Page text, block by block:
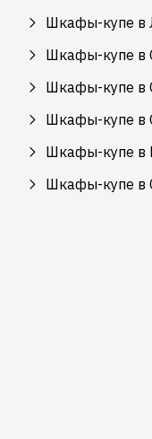
Шкафы-купе в
Шкафы-купе в
Шкафы-купе в
Шкафы-купе в
Шкафы-купе в
Шкафы-купе в